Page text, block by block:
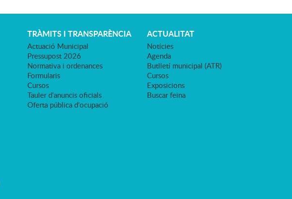
TRÀMITS I TRANSPARÈNCIA
Actuació Municipal
Pressupost 2026
Normativa i ordenances
Formularis
Cursos
Tauler d'anuncis oficials
Oferta pública d'ocupació
ACTUALITAT
Notícies
Agenda
Butlletí municipal (ATR)
Cursos
Exposicions
Buscar feina